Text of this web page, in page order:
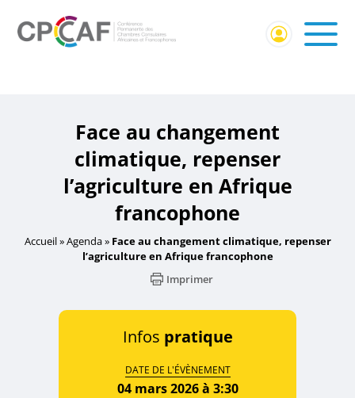
climatique, repenser l’agriculture en Afrique francophone
Face au changement
climatique, repenser
l’agriculture en Afrique
francophone
Accueil»Agenda» Face au changement climatique, repenser
l’agriculture en Afrique francophone
Imprimer
Infos pratique
DATE DE L'ÉVÈNEMENT
04 mars 2026 à 3:30